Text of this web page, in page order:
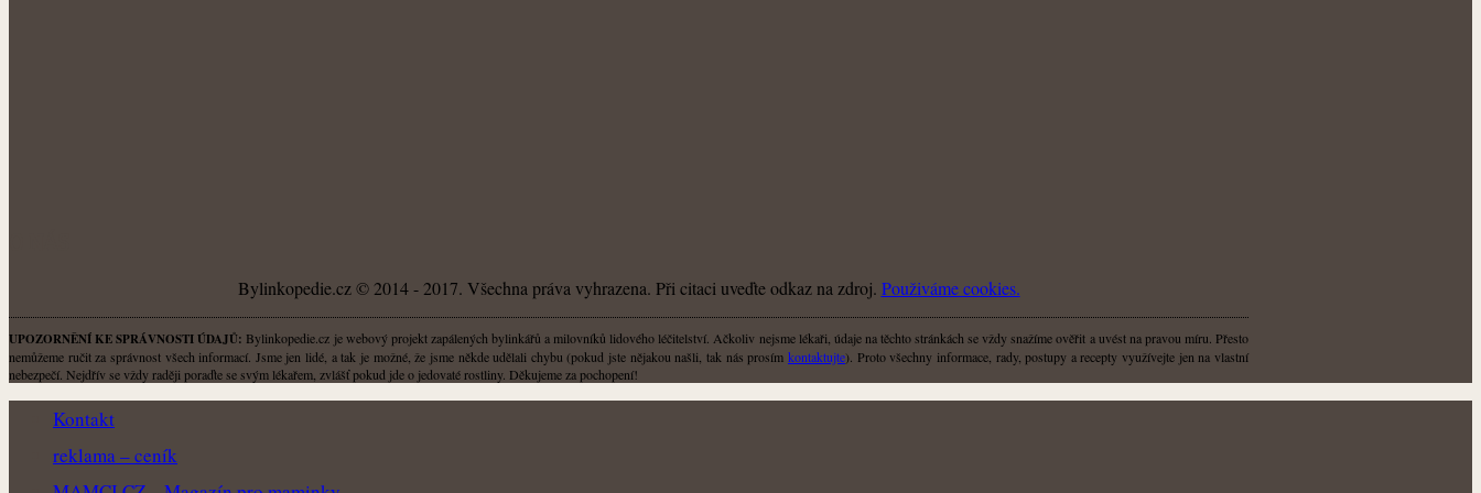
Bylinkopedie.cz © 2014 - 2017. Všechna práva vyhrazena. Při citaci uveďte odkaz na zdroj. Použiváme cookies.
UPOZORNĚNÍ KE SPRÁVNOSTI ÚDAJŮ: Bylinkopedie.cz je webový projekt zapálených bylinkářů a milovníků lidového léčitelství. Ačkoliv nejsme lékaři, údaje na těchto stránkách se vždy snažíme ověřit a uvést na pravou míru. Přesto
nemůžeme ručit za správnost všech informací. Jsme jen lidé, a tak je možné, že jsme někde udělali chybu (pokud jste nějakou našli, tak nás prosím kontaktujte). Proto všechny informace, rady, postupy a recepty využívejte jen na vlastní
nebezpečí. Nejdřív se vždy raději poraďte se svým lékařem, zvlášť pokud jde o jedovaté rostliny. Děkujeme za pochopení!
Kontakt
reklama – ceník